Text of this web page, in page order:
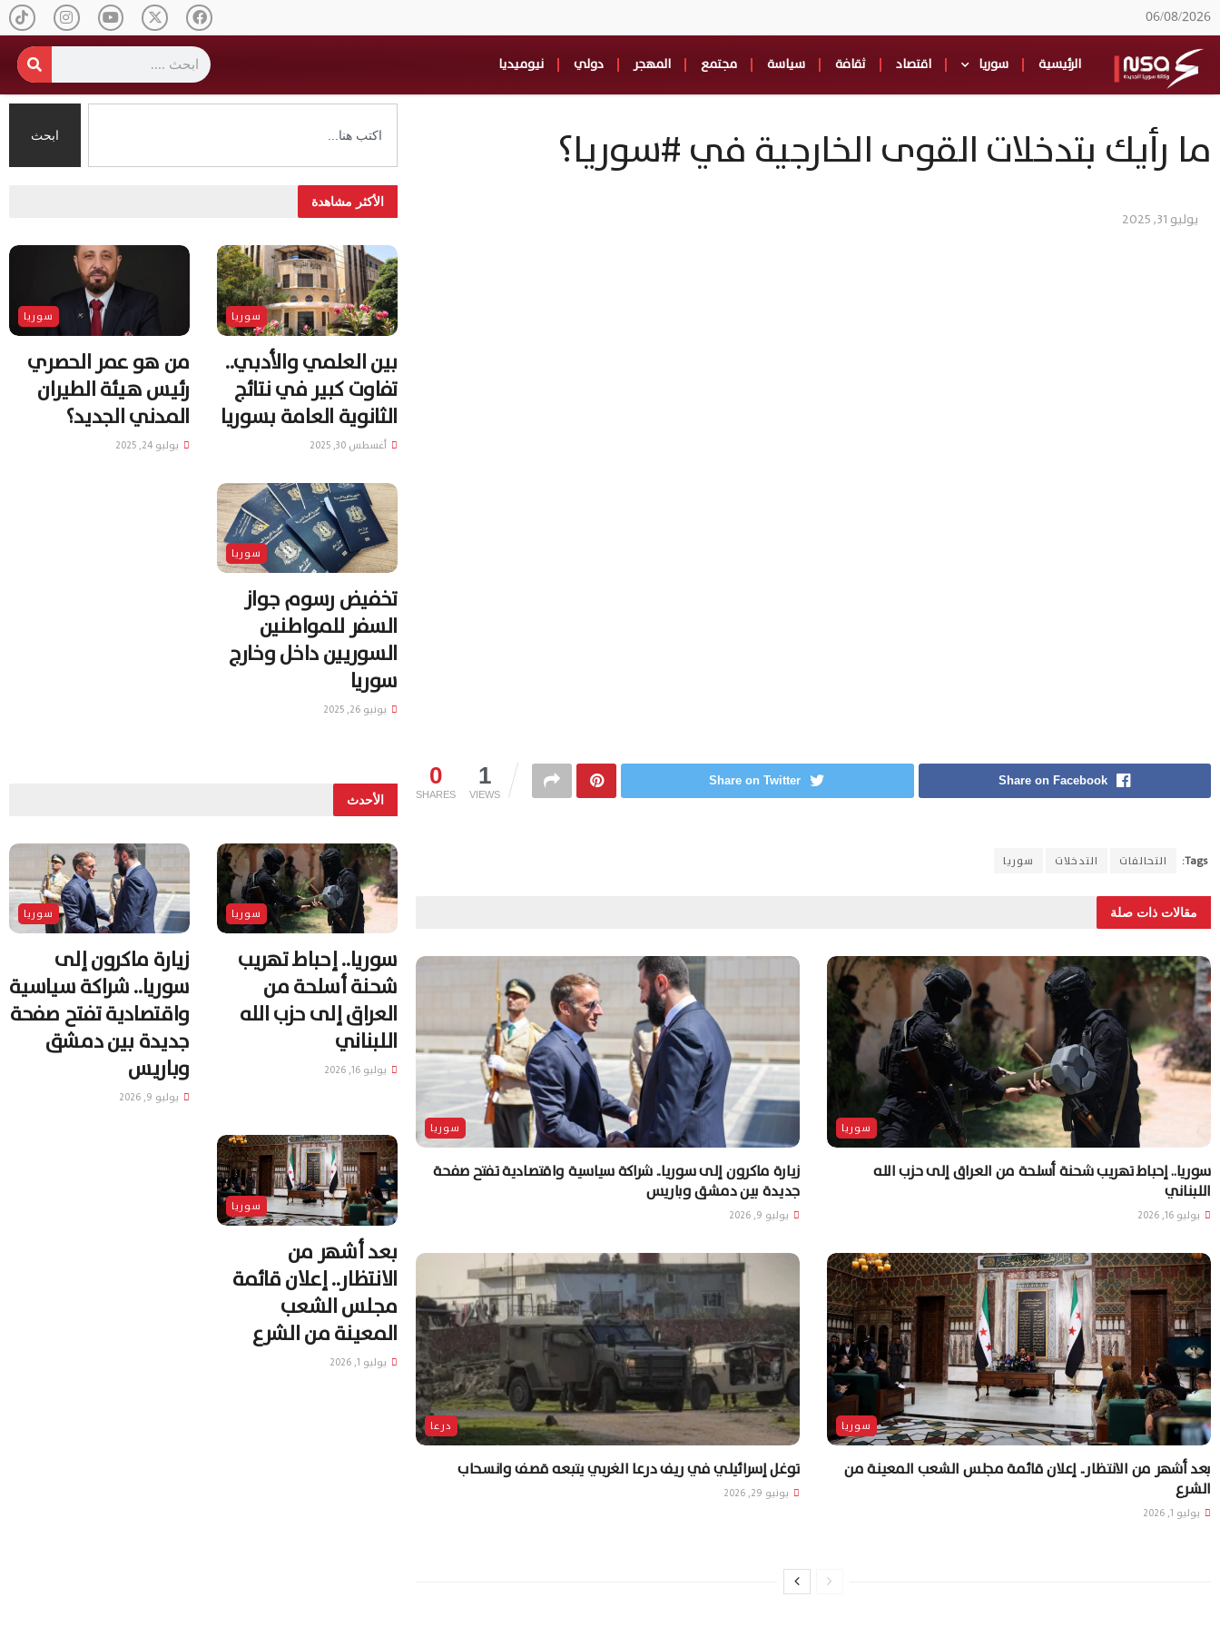
06/08/2026
الرئيسية سوريا اقتصاد ثقافة سياسة مجتمع المهجر دولي نيوميديا
ما رأيك بتدخلات القوى الخارجية في #سوريا؟
يوليو 31, 2025
0
SHARES
1
VIEWS
Share on Facebook
Share on Twitter
Tags: التحالفات التدخلات سوريا
مقالات ذات صلة
سوريا
سوريا.. إحباط تهريب شحنة أسلحة من العراق إلى حزب الله
اللبناني
يوليو 16, 2026
سوريا
زيارة ماكرون إلى سوريا.. شراكة سياسية واقتصادية تفتح صفحة
جديدة بين دمشق وباريس
يوليو 9, 2026
سوريا
بعد أشهر من الانتظار.. إعلان قائمة مجلس الشعب المعينة من
الشرع
يوليو 1, 2026
درعا
توغل إسرائيلي في ريف درعا الغربي يتبعه قصف وانسحاب
يونيو 29, 2026
ابحث
الأكثر مشاهدة
سوريا
بين العلمي والأدبي..
تفاوت كبير في نتائج
الثانوية العامة بسوريا
أغسطس 30, 2025
سوريا
من هو عمر الحصري
رئيس هيئة الطيران
المدني الجديد؟
يوليو 24, 2025
سوريا
تخفيض رسوم جواز
السفر للمواطنين
السوريين داخل وخارج
سوريا
يونيو 26, 2025
الأحدث
سوريا
سوريا.. إحباط تهريب
شحنة أسلحة من
العراق إلى حزب الله
اللبناني
يوليو 16, 2026
سوريا
زيارة ماكرون إلى
سوريا.. شراكة سياسية
واقتصادية تفتح صفحة
جديدة بين دمشق
وباريس
يوليو 9, 2026
سوريا
بعد أشهر من
الانتظار.. إعلان قائمة
مجلس الشعب
المعينة من الشرع
يوليو 1, 2026